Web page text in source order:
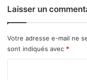
r
c
e
Laisser un
Votre adresse e-mail ne
sont indiqués avec *